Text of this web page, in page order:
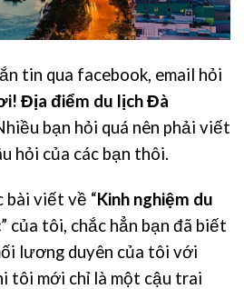
tin qua facebook, email hỏi
Địa điểm du lịch Đà
bạn hỏi quá nên phải viết
hỏi của các bạn thôi.
bài viết về “Kinh nghiệm du
” của tôi, chắc hẳn bạn đã biết
lương duyên của tôi với
tôi mới chỉ là một cậu trai